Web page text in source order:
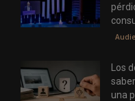
Los
una